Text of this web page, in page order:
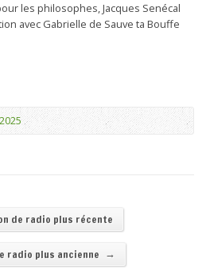
les philosophes, Jacques Senécal
avec Gabrielle de Sauve ta Bouffe
de radio plus récente
radio plus ancienne →